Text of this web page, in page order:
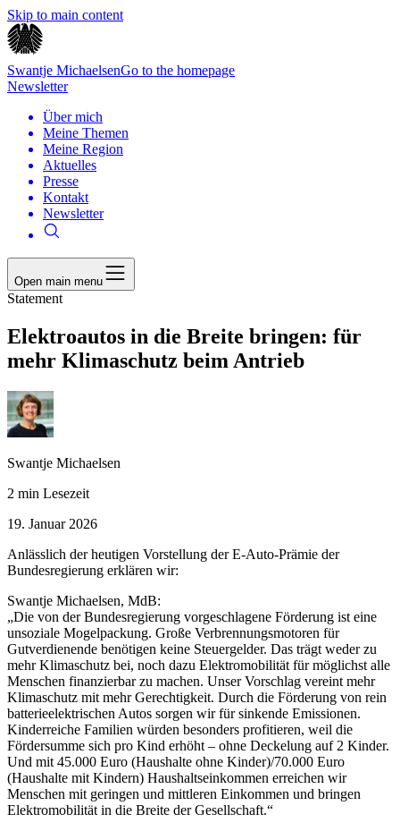
Skip to main content
Swantje MichaelsenGo to the homepage
Newsletter
Über mich
Meine Themen
Meine Region
Aktuelles
Presse
Kontakt
Newsletter
Open main menu
Statement
Elektroautos in die Breite bringen: für
mehr Klimaschutz beim Antrieb
Swantje Michaelsen
2 min Lesezeit
19. Januar 2026
Anlässlich der heutigen Vorstellung der E-Auto-Prämie der
Bundesregierung erklären wir:
Swantje Michaelsen, MdB:
„Die von der Bundesregierung vorgeschlagene Förderung ist eine
unsoziale Mogelpackung. Große Verbrennungsmotoren für
Gutverdienende benötigen keine Steuergelder. Das trägt weder zu
mehr Klimaschutz bei, noch dazu Elektromobilität für möglichst alle
Menschen finanzierbar zu machen. Unser Vorschlag vereint mehr
Klimaschutz mit mehr Gerechtigkeit. Durch die Förderung von rein
batterieelektrischen Autos sorgen wir für sinkende Emissionen.
Kinderreiche Familien würden besonders profitieren, weil die
Fördersumme sich pro Kind erhöht – ohne Deckelung auf 2 Kinder.
Und mit 45.000 Euro (Haushalte ohne Kinder)/70.000 Euro
(Haushalte mit Kindern) Haushaltseinkommen erreichen wir
Menschen mit geringen und mittleren Einkommen und bringen
Elektromobilität in die Breite der Gesellschaft.“